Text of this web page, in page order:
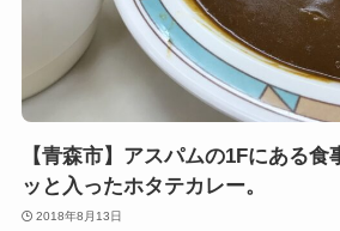
【青森市】アスパムの1Fにある
ッと入ったホタテカレー。
2018年8月13日